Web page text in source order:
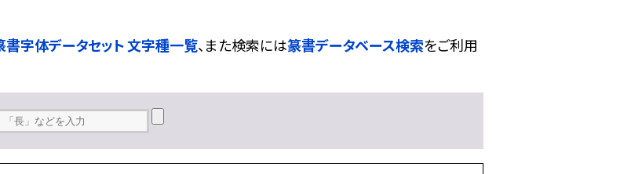
書字体データセット 文字種一覧、また検索には篆書データベース検索をご利用